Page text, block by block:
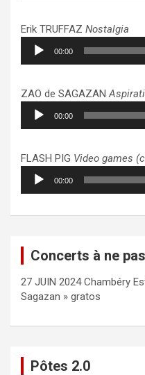
Erik TRUFFAZ Nostalgia
Lecteur
audio
00:00
ZAO de SAGAZAN
Lecteur
audio
00:00
FLASH PIG Video games
Lecteur
audio
00:00
Concerts à ne
27 JUIN 2024 Chambéry
Sagazan » gratos
Pôtes 2.0